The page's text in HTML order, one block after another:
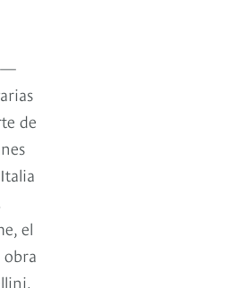
de
el
obra